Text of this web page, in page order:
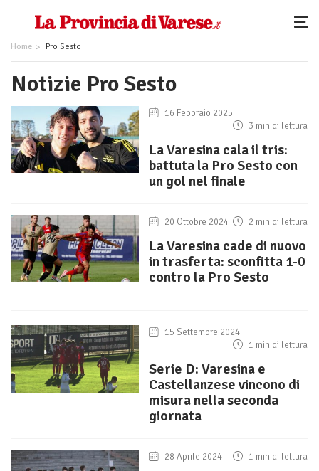
Home Pro Sesto
Notizie Pro Sesto
16 Febbraio 2025
3 min di lettura
La Varesina cala il tris:
battuta la Pro Sesto con
un gol nel finale
20 Ottobre 2024 2 min di lettura
La Varesina cade di nuovo
in trasferta: sconfitta 1-0
contro la Pro Sesto
15 Settembre 2024
1 min di lettura
Serie D: Varesina e
Castellanzese vincono di
misura nella seconda
giornata
28 Aprile 2024 1 min di lettura